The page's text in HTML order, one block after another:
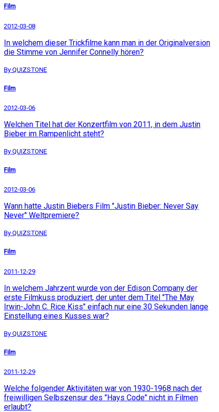
Film
2012-03-08
In welchem dieser Trickfilme kann man in der Originalversion
die Stimme von Jennifer Connelly hören?
By QUIZSTONE
Film
2012-03-06
Welchen Titel hat der Konzertfilm von 2011, in dem Justin
Bieber im Rampenlicht steht?
By QUIZSTONE
Film
2012-03-06
Wann hatte Justin Biebers Film "Justin Bieber: Never Say
Never" Weltpremiere?
By QUIZSTONE
Film
2011-12-29
In welchem Jahrzent wurde von der Edison Company der
erste Filmkuss produziert, der unter dem Titel "The May
Irwin-John C. Rice Kiss" einfach nur eine 30 Sekunden lange
Einstellung eines Kusses war?
By QUIZSTONE
Film
2011-12-29
Welche folgender Aktivitäten war von 1930-1968 nach der
freiwilligen Selbszensur des "Hays Code" nicht in Filmen
erlaubt?